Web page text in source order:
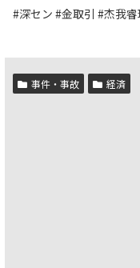
#深セン #金取引 #杰我
事件・事故 経済